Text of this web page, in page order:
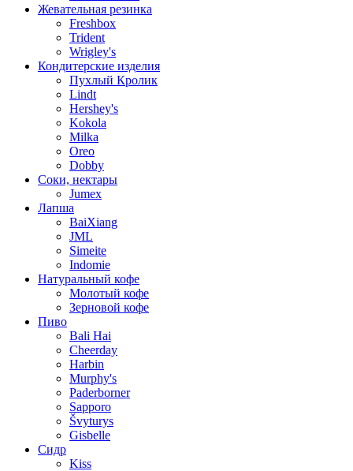
Жевательная резинка
Freshbox
Trident
Wrigley's
Кондитерские изделия
Пухлый Кролик
Lindt
Hershey's
Kokola
Milka
Oreo
Dobby
Соки, нектары
Jumex
Лапша
BaiXiang
JML
Simeite
Indomie
Натуральный кофе
Молотый кофе
Зерновой кофе
Пиво
Bali Hai
Cheerday
Harbin
Murphy's
Paderborner
Sapporo
Švyturys
Gisbelle
Сидр
Kiss